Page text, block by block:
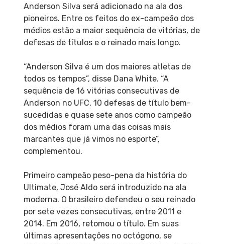
Anderson Silva será adicionado na ala dos
pioneiros. Entre os feitos do ex-campeão dos
médios estão a maior sequência de vitórias, de
defesas de títulos e o reinado mais longo.
“Anderson Silva é um dos maiores atletas de
todos os tempos”, disse Dana White. “A
sequência de 16 vitórias consecutivas de
Anderson no UFC, 10 defesas de título bem-
sucedidas e quase sete anos como campeão
dos médios foram uma das coisas mais
marcantes que já vimos no esporte”,
complementou.
Primeiro campeão peso-pena da história do
Ultimate, José Aldo será introduzido na ala
moderna. O brasileiro defendeu o seu reinado
por sete vezes consecutivas, entre 2011 e
2014. Em 2016, retomou o título. Em suas
últimas apresentações no octógono, se